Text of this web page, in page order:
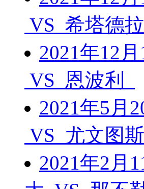
VS 希塔德拉
2021年12
VS 恩波利
2021年5月
VS 尤文图
2021年2月